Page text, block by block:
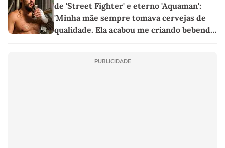
de 'Street Fighter' e eterno 'Aquaman':
'Minha mãe sempre tomava cervejas de
qualidade. Ela acabou me criando bebendo
PUBLICIDADE